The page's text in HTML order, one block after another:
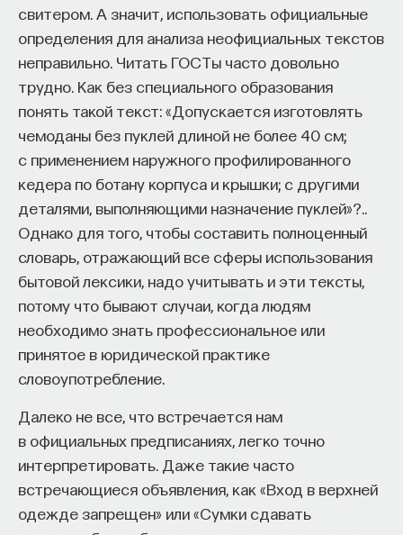
свитером. А значит, использовать официальные
определения для анализа неофициальных текстов
неправильно. Читать ГОСТы часто довольно
трудно. Как без специального образования
понять такой текст: «Допускается изготовлять
чемоданы без пуклей длиной не более 40 см;
с применением наружного профилированного
кедера по ботану корпуса и крышки; с другими
деталями, выполняющими назначение пуклей»?..
Однако для того, чтобы составить полноценный
словарь, отражающий все сферы использования
бытовой лексики, надо учитывать и эти тексты,
потому что бывают случаи, когда людям
необходимо знать профессиональное или
принятое в юридической практике
словоупотребление.
Далеко не все, что встречается нам
в официальных предписаниях, легко точно
интерпретировать. Даже такие часто
встречающиеся объявления, как «Вход в верхней
одежде запрещен» или «Сумки сдавать
современная наука вся построена на идее
абсолютной открытости и возможности передать
знание, возможности освоить его и сделать
доступным другим. Мифический взгляд прямо
противоположный: это тайное, волшебное знание.
Но ниточка, связывающая их, все-таки число
и представление о числе, которое сложилось
в недрах мифического представления о мире.
Поэтому здесь мы оказываемся, говоря
об исследованиях греческой мифологии, в точке,
из которой можем пойти и в сторону поэзии,
аллегорического толкования, и в сторону
естественно-научного описания, и в сторону
точной аналитической науки, и, наконец,
мы можем просто любоваться изображениями.
мифологической традиции, первые исследования
мифов — наверное, до середины XIX века —
рассматривали и изучали мифы как иносказание,
как представление чего-то другого: другой
истории, других социальных отношений или